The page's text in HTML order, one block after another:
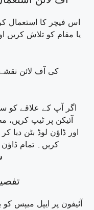
اس فیچر کا استعمال
یا مقام کو تلاش کریں
اگر آپ کے علاقے کو
آئیکن پر ٹیپ کریں،
اور ڈاؤن لوڈ بٹن دبا
کریں۔ تمام
آئیفون پر ایپل میپس